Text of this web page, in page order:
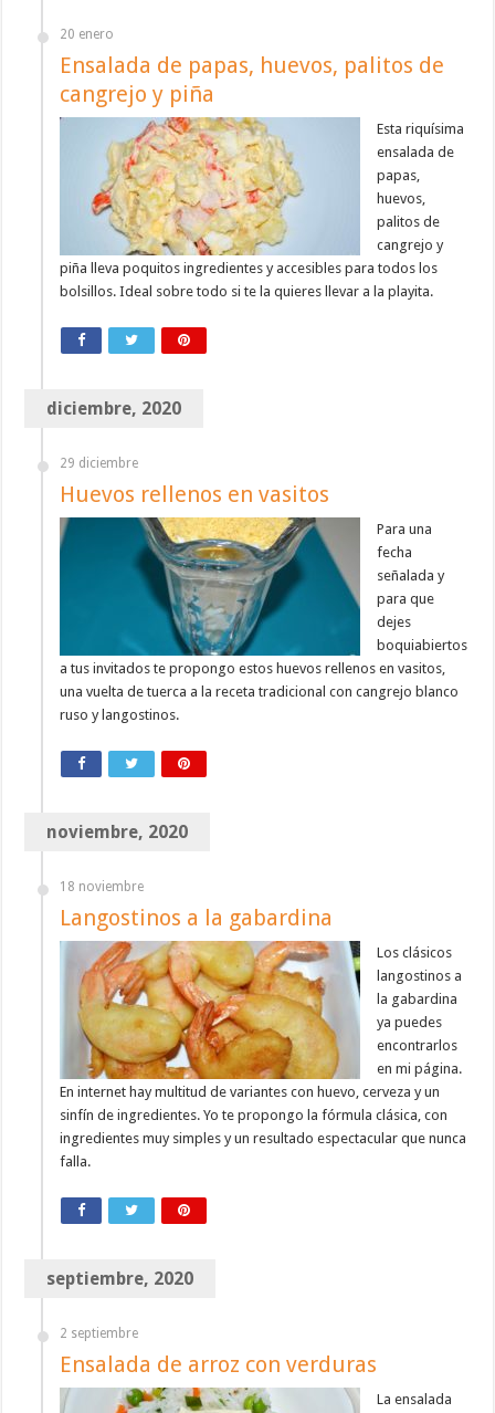
20 enero
Ensalada de papas, huevos, palitos de
cangrejo y piña
Esta riquísima
ensalada de
papas,
huevos,
palitos de
cangrejo y
piña lleva poquitos ingredientes y accesibles para todos los
bolsillos. Ideal sobre todo si te la quieres llevar a la playita.
diciembre, 2020
29 diciembre
Huevos rellenos en vasitos
Para una
fecha
señalada y
para que
dejes
boquiabiertos
a tus invitados te propongo estos huevos rellenos en vasitos,
una vuelta de tuerca a la receta tradicional con cangrejo blanco
ruso y langostinos.
noviembre, 2020
18 noviembre
Langostinos a la gabardina
Los clásicos
langostinos a
la gabardina
ya puedes
encontrarlos
en mi página.
En internet hay multitud de variantes con huevo, cerveza y un
sinfín de ingredientes. Yo te propongo la fórmula clásica, con
ingredientes muy simples y un resultado espectacular que nunca
falla.
septiembre, 2020
2 septiembre
Ensalada de arroz con verduras
La ensalada